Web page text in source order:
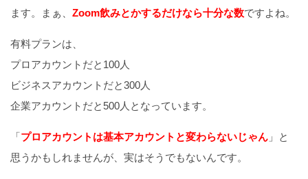
ます。まぁ、 Zoom飲みとかするだけなら十分な数ですよね。
有料プランは、
プロアカウントだと100人
ビジネスアカウントだと300人
企業アカウントだと500人となっています。
「プロアカウントは基本アカウントと変わらないじゃん 」と
思うかもしれませんが、実はそうでもないんです。